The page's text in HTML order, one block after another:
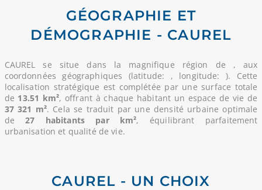
GÉOGRAPHIE ET
DÉMOGRAPHIE - CAUREL
CAUREL se situe dans la magnifique région de , aux
coordonnées géographiques (latitude: , longitude: ). Cette
localisation stratégique est complétée par une surface totale
de 13.51 km², offrant à chaque habitant un espace de vie de
37 321 m². Cela se traduit par une densité urbaine optimale
de27 habitants par km², équilibrant parfaitement
urbanisation et qualité de vie.
CAUREL - UN CHOIX